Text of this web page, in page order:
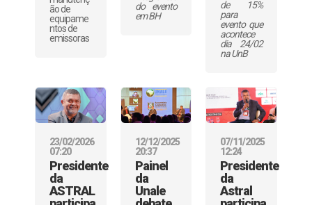
ão de
equipame
ntos de
emissoras
do evento
em BH
de 15%
para
evento que
acontece
dia 24/02
na UnB
23/02/2026
07:20
Presidente
da
ASTRAL
12/12/2025
20:37
Painel
da
Unale
07/11/2025
12:24
Presidente
da
Astral